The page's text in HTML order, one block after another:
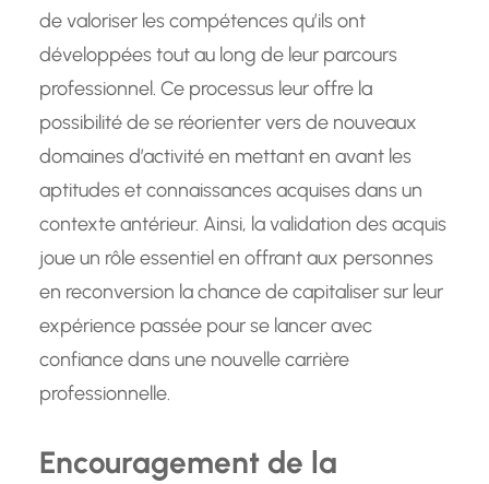
de valoriser les compétences qu’ils ont
développées tout au long de leur parcours
professionnel. Ce processus leur offre la
possibilité de se réorienter vers de nouveaux
domaines d’activité en mettant en avant les
aptitudes et connaissances acquises dans un
contexte antérieur. Ainsi, la validation des acquis
joue un rôle essentiel en offrant aux personnes
en reconversion la chance de capitaliser sur leur
expérience passée pour se lancer avec
confiance dans une nouvelle carrière
professionnelle.
Encouragement de la